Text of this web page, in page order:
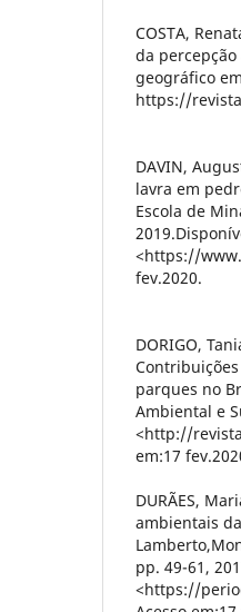
COSTA,
da percepção
geográfico
https://
DAVIN,
lavra em
Escola de
<https://
fev.2020.
DORIGO,
parques no
Ambiental e
<http://
em:17
DURÃES,
ambientais
pp. 49-61,
<https://